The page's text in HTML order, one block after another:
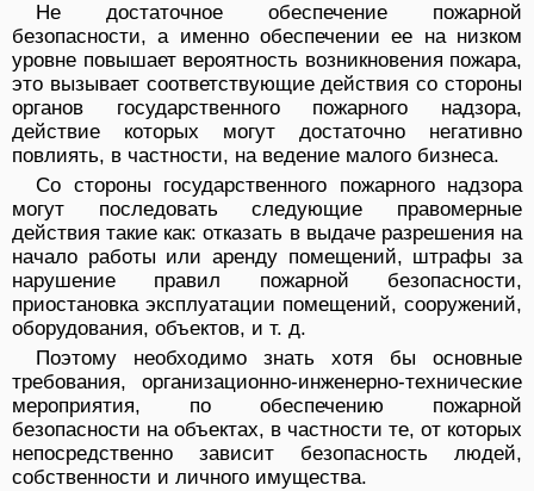
Не достаточное обеспечение пожарной
безопасности, а именно обеспечении ее на низком
уровне повышает вероятность возникновения пожара,
это вызывает соответствующие действия со стороны
органов государственного пожарного надзора,
действие которых могут достаточно негативно
повлиять, в частности, на ведение малого бизнеса.
Со стороны государственного пожарного надзора
могут последовать следующие правомерные
действия такие как: отказать в выдаче разрешения на
начало работы или аренду помещений, штрафы за
нарушение правил пожарной безопасности,
приостановка эксплуатации помещений, сооружений,
оборудования, объектов, и т. д.
Поэтому необходимо знать хотя бы основные
требования, организационно-инженерно-технические
мероприятия, по обеспечению пожарной
безопасности на объектах, в частности те, от которых
непосредственно зависит безопасность людей,
собственности и личного имущества.